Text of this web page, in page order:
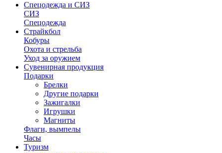
Спецодежда и СИЗ
СИЗ
Спецодежда
Страйкбол
Кобуры
Охота и стрельба
Уход за оружием
Сувенирная продукция
Подарки
Брелки
Другие подарки
Зажигалки
Игрушки
Магниты
Флаги, вымпелы
Часы
Туризм